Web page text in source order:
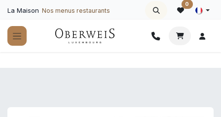
La Maison Nos menus restaurants
0